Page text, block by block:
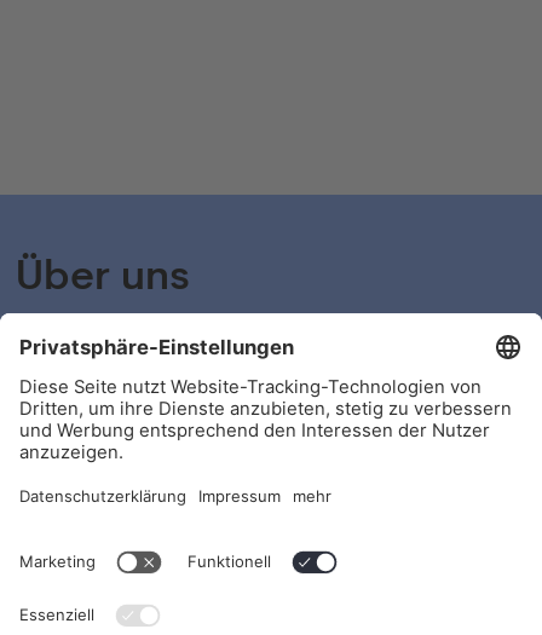
Über uns
shyftplan bietet die cloudbasierte Softwarelösung für
Automated Workforce Management. Unsere Software
digitalisiert komplexe, bisher meist manuell
ausgeführte Prozesse, und übernimmt beispielsweise
shyftplan sorgt so u.a. für mehr Effizienz und erhöht die